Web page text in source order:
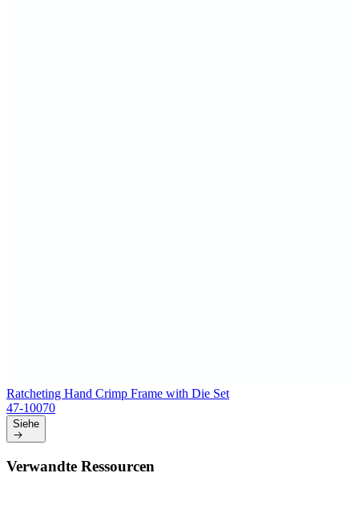
Ratcheting Hand Crimp Frame with Die Set
47-10070
Siehe
Verwandte Ressourcen